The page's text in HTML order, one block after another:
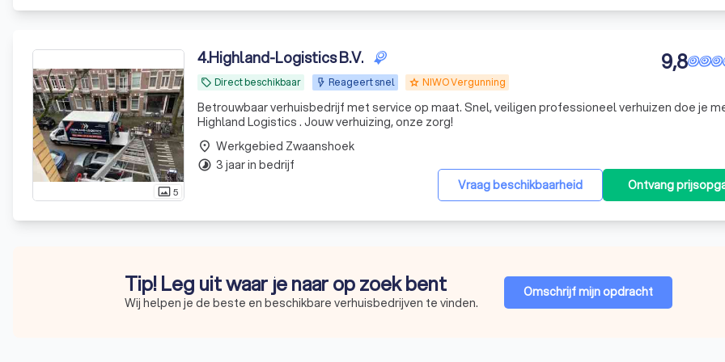
photo_size_select_actual5
4.Highland-Logistics B.V.
local_offer Direct beschikbaar Reageert snel grade NIWO Vergunning
9,8
Betrouwbaar verhuisbedrijf met service op maat. Snel, veiligen professioneel verhuizen doe je
Highland Logistics . Jouw verhuizing, onze zorg!
Vraag beschikbaarheid Ontvang
place Werkgebied Zwaanshoek
timelapse 3 jaar in bedrijf
Tip! Leg uit waar je naar op zoek bent
Wij helpen je de beste en beschikbare verhuisbedrijven te vinden.
Omschrijf mijn opdracht